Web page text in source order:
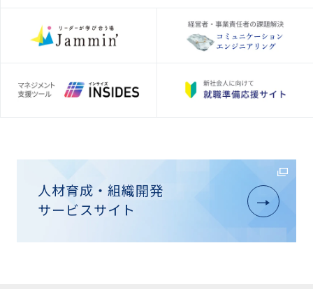
人材育成・組織開発
サービスサイト